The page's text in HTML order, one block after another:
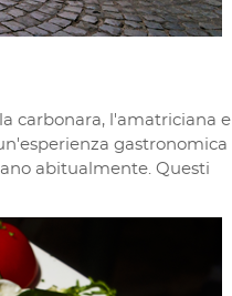
carbonara, l'amatriciana e
gastronomica
abitualmente. Questi